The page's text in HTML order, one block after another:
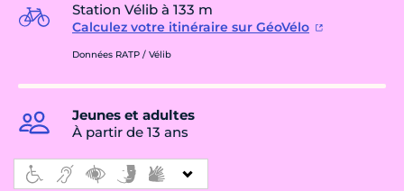
Station Vélib à 133 m
Calculez votre itinéraire sur GéoVélo
Données RATP / Vélib
Jeunes et adultes
À partir de 13 ans